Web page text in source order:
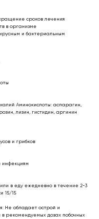
сроков лечения
в организме
и бактериальным
Аминокислоты: аспарагин,
лизин, гистидин, аргинин
и грибков
инфекциям
в еду ежедневно в течение 2-3
15/15
Не обладает острой и
рекомендуемых дозах побочных